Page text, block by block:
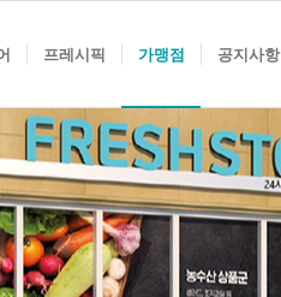
프레시픽 가맹점 공지사항